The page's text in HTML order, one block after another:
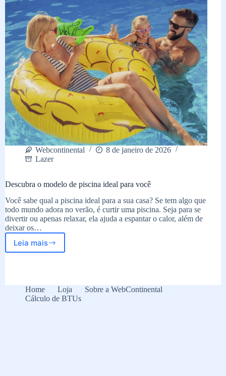
Webcontinental
8 de janeiro de 2026
Lazer
Descubra o modelo de piscina ideal para você
Você sabe qual a piscina ideal para a sua casa? Se tem algo que
todo mundo adora no verão, é curtir uma piscina. Seja para se
divertir ou apenas relaxar, ela ajuda a espantar o calor, além de
deixar os…
Leia maisDescubra
piscina
ideal
para
Home Loja
Sobre a WebContinental
Cálculo de BTUs